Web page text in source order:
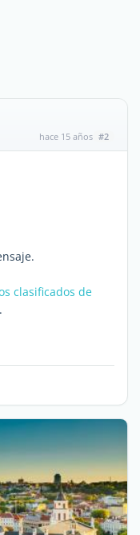
hace 15 años #2
clasificados de